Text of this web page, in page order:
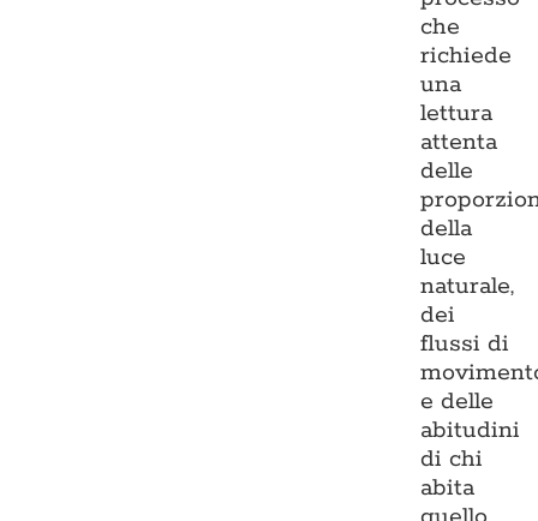
che
richiede
una
lettura
attenta
delle
della
luce
naturale,
dei
flussi di
e delle
abitudini
di chi
abita